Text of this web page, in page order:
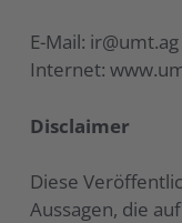
E-Mail: ir@umt.ag
Internet:
Disclaimer
Diese
Aussagen, die